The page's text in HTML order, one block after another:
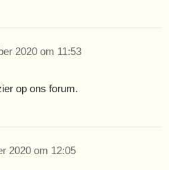
2020 om 11:53
op ons forum.
2020 om 12:05